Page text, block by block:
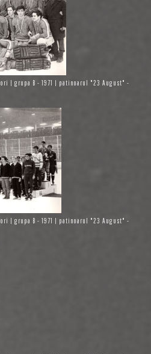
| grupa B - 1971 | patinoarul "23 August" -
| grupa B - 1971 | patinoarul "23 August" -